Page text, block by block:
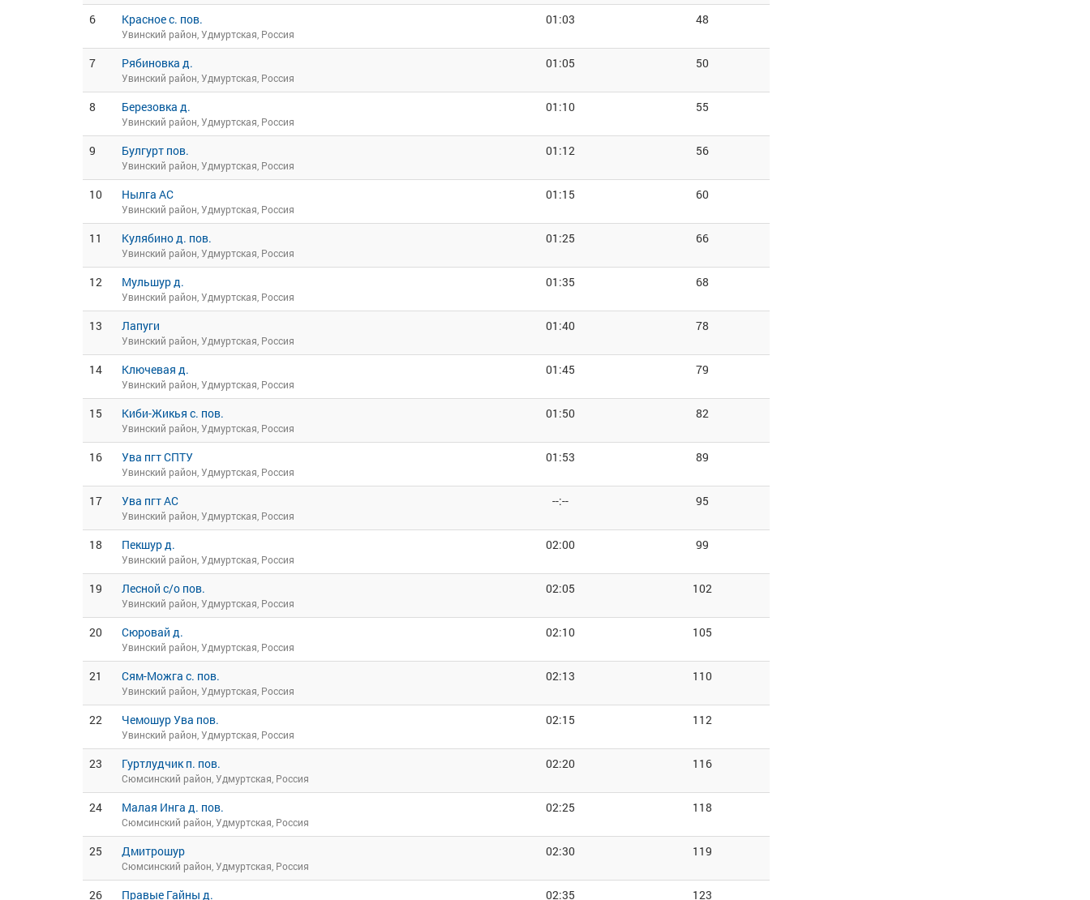
6 Красное с. пов.
Увинский район, Удмуртская, Россия
01:03 48
7 Рябиновка д.
Увинский район, Удмуртская, Россия
01:05 50
8 Березовка д.
Увинский район, Удмуртская, Россия
01:10 55
9 Булгурт пов.
Увинский район, Удмуртская, Россия
01:12 56
10 Нылга АС
Увинский район, Удмуртская, Россия
01:15 60
11 Кулябино д. пов.
Увинский район, Удмуртская, Россия
01:25 66
12 Мульшур д.
Увинский район, Удмуртская, Россия
01:35 68
13 Лапуги
Увинский район, Удмуртская, Россия
01:40 78
14 Ключевая д.
Увинский район, Удмуртская, Россия
01:45 79
15 Киби-Жикья с. пов.
Увинский район, Удмуртская, Россия
01:50 82
16 Ува пгт СПТУ
Увинский район, Удмуртская, Россия
01:53 89
17 Ува пгт АС
Увинский район, Удмуртская, Россия
--:-- 95
18 Пекшур д.
Увинский район, Удмуртская, Россия
02:00 99
19 Лесной с/о пов.
Увинский район, Удмуртская, Россия
02:05 102
20 Сюровай д.
Увинский район, Удмуртская, Россия
02:10 105
21 Сям-Можга с. пов.
Увинский район, Удмуртская, Россия
02:13 110
22 Чемошур Ува пов.
Увинский район, Удмуртская, Россия
02:15 112
23 Гуртлудчик п. пов.
Сюмсинский район, Удмуртская, Россия
02:20 116
24 Малая Инга д. пов.
Сюмсинский район, Удмуртская, Россия
02:25 118
25 Дмитрошур
Сюмсинский район, Удмуртская, Россия
02:30 119
26 Правые Гайны д. 02:35 123